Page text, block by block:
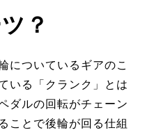
？
についているギアのこ
いる「クランク」とは
ダルの回転がチェーン
ことで後輪が回る仕組